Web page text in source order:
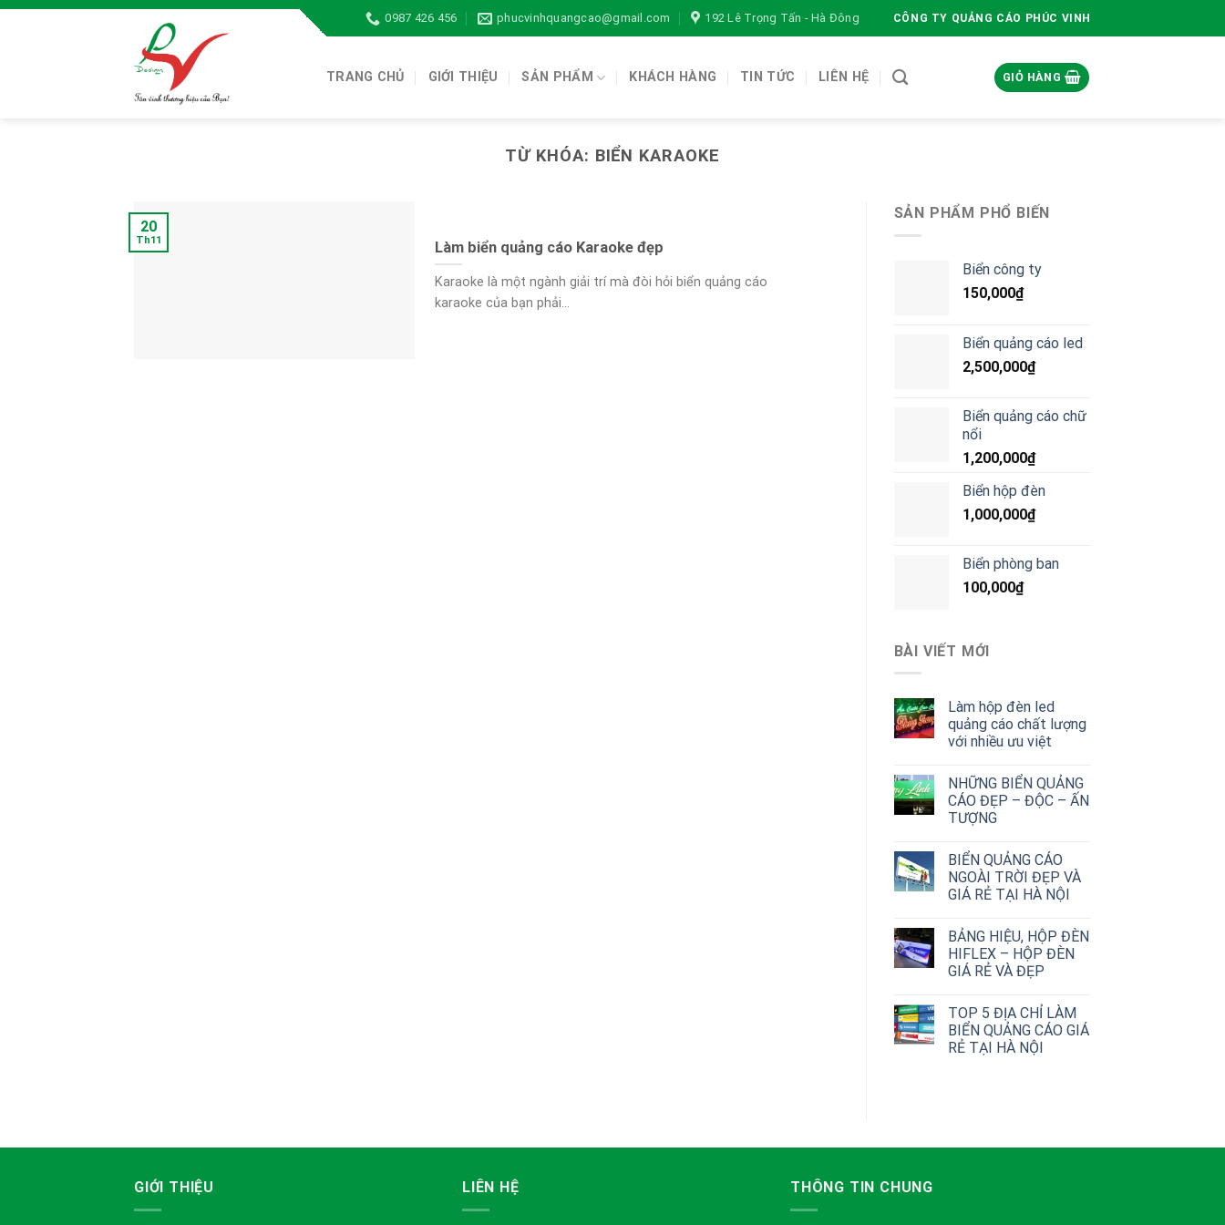
Skip
0987 426 456 phucvinhquangcao@gmail.com 192 Lê Trọng Tấn - Hà Đông CÔNG TY QUẢNG CÁO PHÚC VINH
TRANG CHỦ GIỚI THIỆU SẢN PHẨM KHÁCH HÀNG TIN TỨC LIÊN HỆ GIỎ HÀNG
TỪ KHÓA: BIỂN KARAOKE
Làm biển quảng cáo Karaoke đẹp
Karaoke là một ngành giải trí mà đòi hỏi biển quảng cáo
karaoke của bạn phải...
20
Th11
SẢN PHẨM PHỔ BIẾN
Biển công ty
150,000₫
Biển quảng cáo led
2,500,000₫
Biển quảng cáo chữ
nổi
1,200,000₫
Biển hộp đèn
1,000,000₫
Biển phòng ban
100,000₫
BÀI VIẾT MỚI
Làm hộp đèn led
quảng cáo chất lượng
với nhiều ưu việt
NHỮNG BIỂN QUẢNG
CÁO ĐẸP – ĐỘC – ẤN
TƯỢNG
BIỂN QUẢNG CÁO
NGOÀI TRỜI ĐẸP VÀ
GIÁ RẺ TẠI HÀ NỘI
BẢNG HIỆU, HỘP ĐÈN
HIFLEX – HỘP ĐÈN
GIÁ RẺ VÀ ĐẸP
TOP 5 ĐỊA CHỈ LÀM
BIỂN QUẢNG CÁO GIÁ
RẺ TẠI HÀ NỘI
GIỚI THIỆU LIÊN HỆ THÔNG TIN CHUNG